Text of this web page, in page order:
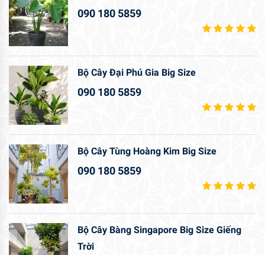
090 180 5859
Bộ Cây Đại Phú Gia Big Size
090 180 5859
Bộ Cây Tùng Hoàng Kim Big Size
090 180 5859
Bộ Cây Bàng Singapore Big Size Giếng
Trời